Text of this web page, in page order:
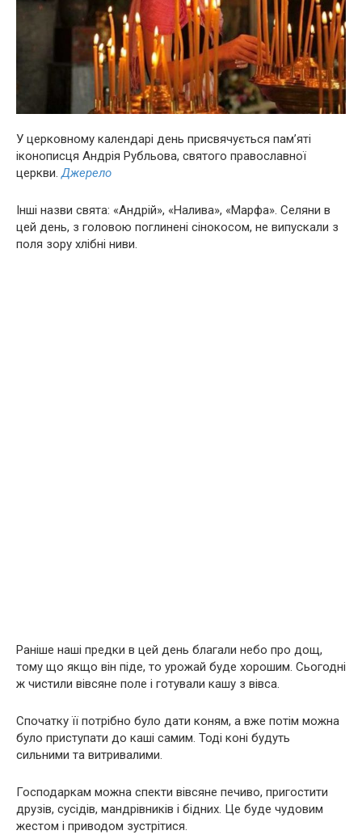
У церковному календарі день присвячується пам’яті
іконописця Андрія Рубльова, святого православної
церкви.Джерело
Інші назви свята: «Андрій», «Налива», «Марфа». Селяни в
цей день, з головою поглинені сінокосом, не випускали з
поля зору хлібні ниви.
Раніше наші предки в цей день благали небо про дощ,
тому що якщо він піде, то урожай буде хорошим. Сьогодні
ж чистили вівсяне поле і готували кашу з вівса.
Спочатку її потрібно було дати коням, а вже потім можна
було приступати до каші самим. Тоді коні будуть
сильними та витривалими.
Господаркам можна спекти вівсяне печиво, пригостити
друзів, сусідів, мандрівників і бідних. Це буде чудовим
жестом і приводом зустрітися.